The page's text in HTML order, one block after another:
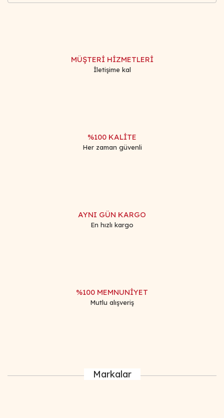
MÜŞTERİ HİZMETLERİ
İletişime kal
%100 KALİTE
Her zaman güvenli
AYNI GÜN KARGO
En hızlı kargo
%100 MEMNUNİYET
Mutlu alışveriş
Markalar